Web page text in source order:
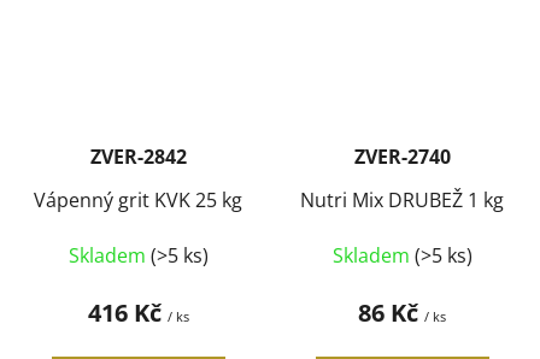
ZVER-2842
Vápenný grit KVK 25 kg
Skladem (>5 ks)
416 Kč / ks
ZVER-2740
Nutri Mix DRUBEŽ 1 kg
Skladem (>5 ks)
86 Kč / ks